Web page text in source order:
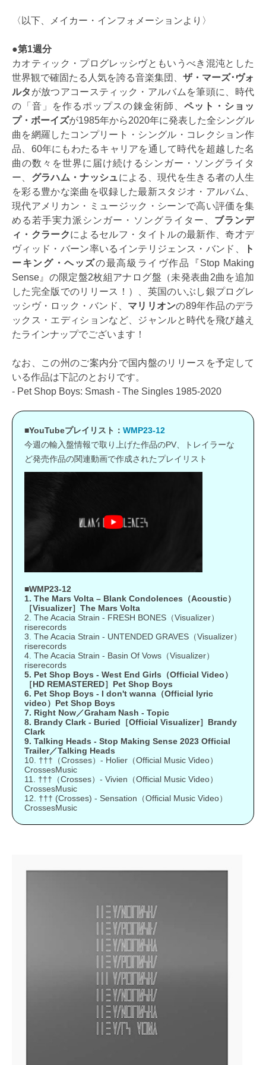
〈以下、メイカー・インフォメーションより〉
●第1週分
カオティック・プログレッシヴともいうべき混沌とした
世界観で確固たる人気を誇る音楽集団、 ザ・マーズ･ヴォ
ルタ が放つアコースティック・アルバムを筆頭に、時代
の「音」を作るポップスの錬金術師、 ペット・ショッ
プ・ボーイズが1985年から2020年に発表した全シングル
曲を網羅したコンプリート・シングル・コレクション作
品、60年にもわたるキャリアを通して時代を超越した名
曲の数々を世界に届け続けるシンガー・ソングライタ
ー、 グラハム・ナッシュによる、現代を生きる者の人生
を彩る豊かな楽曲を収録した最新スタジオ・アルバム、
現代アメリカン・ミュージック・シーンで高い評価を集
める若手実力派シンガー・ソングライター、 ブランデ
ィ・クラークによるセルフ・タイトルの最新作、奇才デ
ヴィッド・バーン率いるインテリジェンス・バンド、
ト
ーキング・ヘッズの最高級ライヴ作品『Stop Making
Sense』の限定盤2枚組アナログ盤（未発表曲2曲を追加
した完全版でのリリース！）、英国のいぶし銀プログレ
ッシヴ・ロック・バンド、 マリリオンの89年作品のデラ
ックス・エディションなど、ジャンルと時代を飛び越え
たラインナップでございます！
なお、この州のご案内分で国内盤のリリースを予定して
いる作品は下記のとおりです。
- Pet Shop Boys: Smash - The Singles 1985-2020
■YouTubeプレイリスト： WMP23-12
今週の輸入盤情報で取り上げた作品のPV、トレイラーな
ど発売作品の関連動画で作成されたプレイリスト
■WMP23-12
1. The Mars Volta – Blank Condolences（Acoustic）
［Visualizer］The Mars Volta
2. The Acacia Strain - FRESH BONES（Visualizer）
riserecords
3. The Acacia Strain - UNTENDED GRAVES（Visualizer）
riserecords
4. The Acacia Strain - Basin Of Vows（Visualizer）
riserecords
5. Pet Shop Boys - West End Girls（Official Video）
［HD REMASTERED］Pet Shop Boys
6. Pet Shop Boys - I don't wanna（Official lyric
video）Pet Shop Boys
7. Right Now／Graham Nash - Topic
8. Brandy Clark - Buried［Official Visualizer］Brandy
Clark
9. Talking Heads - Stop Making Sense 2023 Official
Trailer／Talking Heads
10. †††（Crosses）- Holier（Official Music Video）
CrossesMusic
11. †††（Crosses）- Vivien（Official Music Video）
CrossesMusic
12. ††† (Crosses) - Sensation（Official Music Video）
CrossesMusic